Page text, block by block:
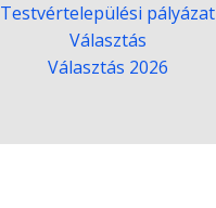
Testvértelepülési pályázat
Választás
Választás 2026